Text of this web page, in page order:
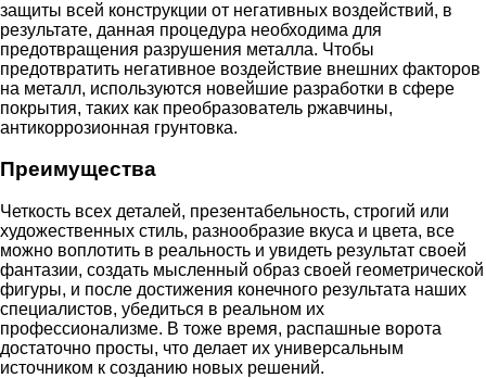
защиты всей конструкции от негативных воздействий, в
результате, данная процедура необходима для
предотвращения разрушения металла. Чтобы
предотвратить негативное воздействие внешних факторов
на металл, используются новейшие разработки в сфере
покрытия, таких как преобразователь ржавчины,
антикоррозионная грунтовка.
Преимущества
Четкость всех деталей, презентабельность, строгий или
художественных стиль, разнообразие вкуса и цвета, все
можно воплотить в реальность и увидеть результат своей
фантазии, создать мысленный образ своей геометрической
фигуры, и после достижения конечного результата наших
специалистов, убедиться в реальном их
профессионализме. В тоже время, распашные ворота
достаточно просты, что делает их универсальным
источником к созданию новых решений.